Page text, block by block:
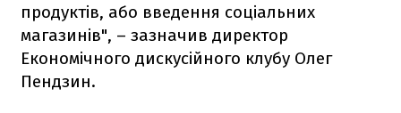
продуктів, або введення соціальних
магазинів", – зазначив директор
Економічного дискусійного клубу Олег
Пендзин.